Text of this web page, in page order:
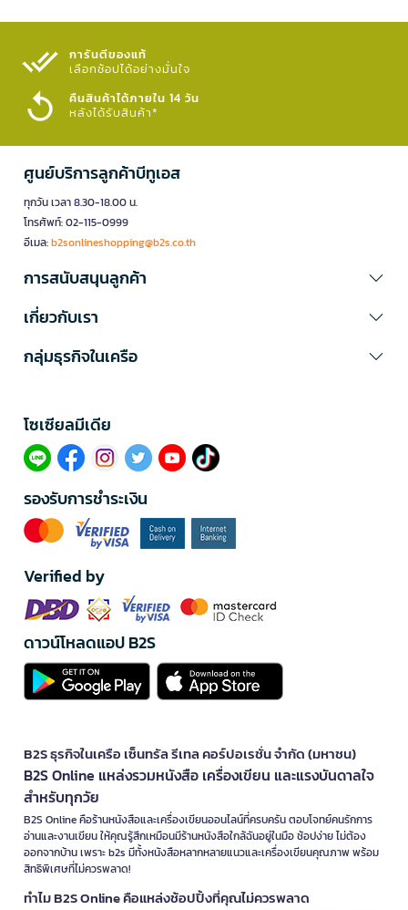
การันตีของแท้
เลือกช้อปได้อย่างมั่นใจ​
คืนสินค้าได้ภายใน 14 วัน
หลังได้รับสินค้า*
ศูนย์บริการลูกค้าบีทูเอส
ทุกวัน เวลา 8.30-18.00 น.
โทรศัพท์: 02-115-0999
อีเมล:b2sonlineshopping@b2s.co.th
การสนับสนุนลูกค้า
เกี่ยวกับเรา
กลุ่มธุรกิจในเครือ
โซเซียลมีเดีย​
รองรับการชำระเงิน
Verified by
ดาวน์โหลดแอป B2S
B2S ธุรกิจในเครือ เซ็นทรัล รีเทล คอร์ปอเรชั่น จำกัด (มหาชน)
B2S Online แหล่งรวมหนังสือ เครื่องเขียน และแรงบันดาลใจ
สำหรับทุกวัย
B2S Online คือร้านหนังสือและเครื่องเขียนออนไลน์ที่ครบครัน ตอบโจทย์คนรักการ
อ่านและงานเขียน ให้คุณรู้สึกเหมือนมีร้านหนังสือใกล้ฉันอยู่ในมือ ช้อปง่าย ไม่ต้อง
ออกจากบ้าน เพราะ b2s มีทั้งหนังสือหลากหลายแนวและเครื่องเขียนคุณภาพ พร้อม
สิทธิพิเศษที่ไม่ควรพลาด!
ทำไม B2S Online คือแหล่งช้อปปิ้งที่คุณไม่ควรพลาด